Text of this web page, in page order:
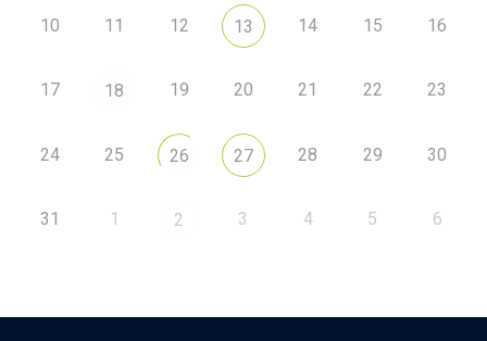
10 11 12 13 14 15 16
17 18 19 20 21 22 23
24 25 26 27 28 29 30
31 1 2 3 4 5 6